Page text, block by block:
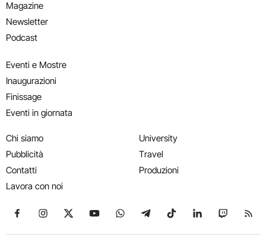
Magazine
Newsletter
Podcast
Eventi e Mostre
Inaugurazioni
Finissage
Eventi in giornata
Chi siamo
Pubblicità
Contatti
Lavora con noi
University
Travel
Produzioni
Seguici su Facebook
Seguici su Instagram
Seguici su X
Seguici su YouTube
Seguici su WhatsApp
Seguici su Telegram
Seguici su TikTok
Seguici su
Seguici